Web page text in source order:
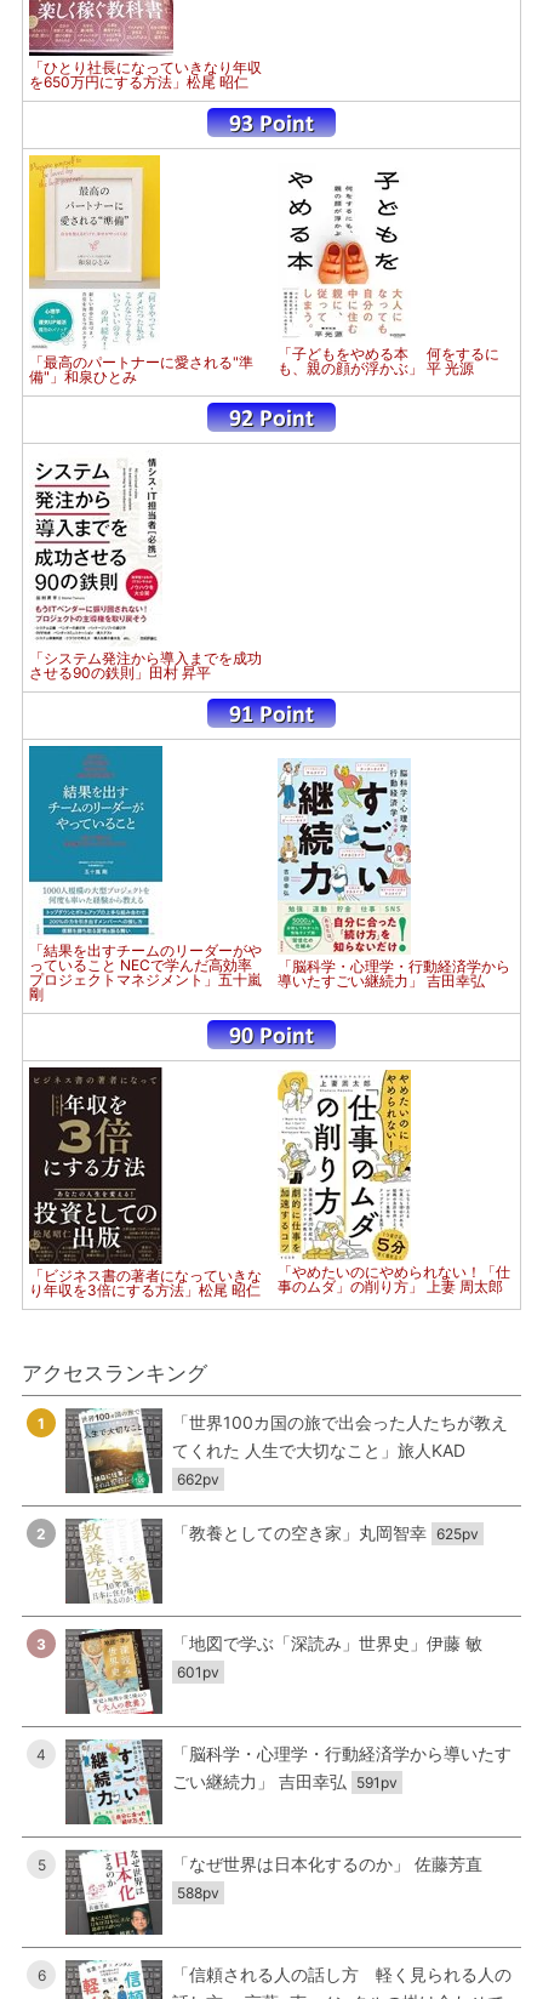
「ひとり社長になっていきなり年収
を650万円にする方法」松尾 昭仁
「最高のパートナーに愛される"準
備"」和泉ひとみ
「子どもをやめる本 何をするに
も、親の顔が浮かぶ」 平 光源
「システム発注から導入までを成功
させる90の鉄則」田村 昇平
「結果を出すチームのリーダーがや
っていること NECで学んだ高効率
プロジェクトマネジメント」五十嵐
剛
「脳科学・心理学・行動経済学から
導いたすごい継続力」 吉田幸弘
「ビジネス書の著者になっていきな
り年収を3倍にする方法」松尾 昭仁
「やめたいのにやめられない！「仕
事のムダ」の削り方」 上妻 周太郎
アクセスランキング
1
「世界100カ国の旅で出会った人たちが教え
てくれた 人生で大切なこと」旅人KAD
662pv
2 「教養としての空き家」丸岡智幸 625pv
3 「地図で学ぶ「深読み」世界史」伊藤 敏
601pv
4
「脳科学・心理学・行動経済学から導いたす
ごい継続力」 吉田幸弘
591pv
5 「なぜ世界は日本化するのか」 佐藤芳直
588pv
6
「信頼される人の話し方 軽く見られる人の